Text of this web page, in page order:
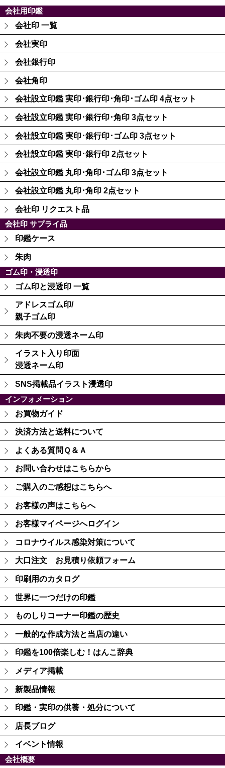
会社用印鑑
会社印 一覧
会社実印
会社銀行印
会社角印
会社設立印鑑 実印･銀行印･角印･ゴム印 4点セット
会社設立印鑑 実印･銀行印･角印 3点セット
会社設立印鑑 実印･銀行印･ゴム印 3点セット
会社設立印鑑 実印･銀行印 2点セット
会社設立印鑑 丸印･角印･ゴム印 3点セット
会社設立印鑑 丸印･角印 2点セット
会社印 リクエスト品
会社印 サプライ品
印鑑ケース
朱肉
ゴム印・浸透印
ゴム印と浸透印 一覧
アドレスゴム印/
親子ゴム印
朱肉不要の浸透ネーム印
イラスト入り印面
浸透ネーム印
SNS掲載品イラスト浸透印
インフォメーション
お買物ガイド
決済方法と送料について
よくある質問Ｑ＆Ａ
お問い合わせはこちらから
ご購入のご感想はこちらへ
お客様の声はこちらへ
お客様マイページへログイン
コロナウイルス感染対策について
大口注文 お見積り依頼フォーム
印刷用のカタログ
世界に一つだけの印鑑
ものしりコーナー印鑑の歴史
一般的な作成方法と当店の違い
印鑑を100倍楽しむ！はんこ辞典
メディア掲載
新製品情報
印鑑・実印の供養・処分について
店長ブログ
イベント情報
会社概要